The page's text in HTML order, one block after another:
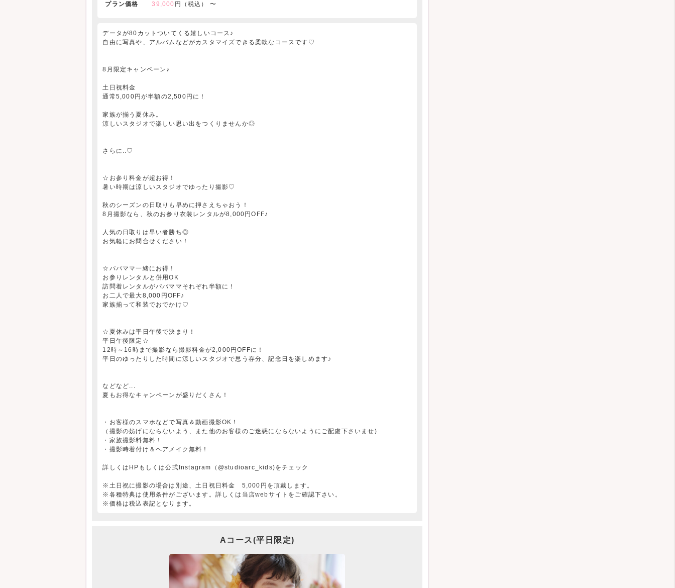
プラン価格 39,000 円（税込） 〜
データが80カットついてくる嬉しいコース♪
自由に写真や、アルバムなどがカスタマイズできる柔軟なコースです♡
8月限定キャンペーン♪
土日祝料金
通常5,000円が半額の2,500円に！
家族が揃う夏休み。
涼しいスタジオで楽しい思い出をつくりませんか◎
さらに..♡
☆お参り料金が超お得！
暑い時期は涼しいスタジオでゆったり撮影♡
秋のシーズンの日取りも早めに押さえちゃおう！
8月撮影なら、秋のお参り衣装レンタルが8,000円OFF♪
人気の日取りは早い者勝ち◎
お気軽にお問合せください！
☆パパママ一緒にお得！
お参りレンタルと併用OK
訪問着レンタルがパパママそれぞれ半額に！
お二人で最大8,000円OFF♪
家族揃って和装でおでかけ♡
☆夏休みは平日午後で決まり！
平日午後限定☆
12時～16時まで撮影なら撮影料金が2,000円OFFに！
平日のゆったりした時間に涼しいスタジオで思う存分、記念日を楽しめます♪
などなど...
夏もお得なキャンペーンが盛りだくさん！
・お客様のスマホなどで写真＆動画撮影OK！
（撮影の妨げにならないよう、また他のお客様のご迷惑にならないようにご配慮下さいませ)
・家族撮影料無料！
・撮影時着付け＆ヘアメイク無料！
詳しくはHPもしくは公式Instagram（@studioarc_kids)をチェック
※土日祝に撮影の場合は別途、土日祝日料金 5,000円を頂戴します。
※各種特典は使用条件がございます。詳しくは当店webサイトをご確認下さい。
※価格は税込表記となります。
Aコース(平日限定)